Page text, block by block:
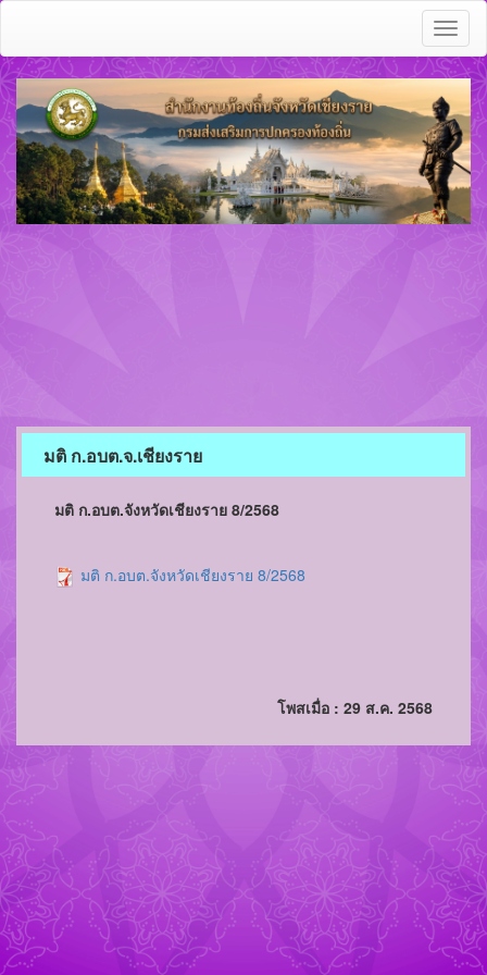
มติ ก.อบต.จ.เชียงราย
มติ ก.อบต.จังหวัดเชียงราย 8/2568
มติ ก.อบต.จังหวัดเชียงราย 8/2568
โพสเมื่อ : 29 ส.ค. 2568